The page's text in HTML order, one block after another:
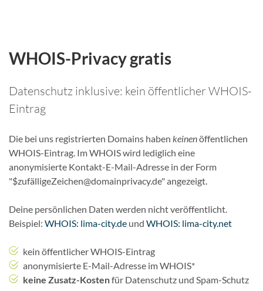
WHOIS-Privacy gratis
Datenschutz inklusive: kein öffentlicher WHOIS-
Eintrag
Die bei uns registrierten Domains haben keinenöffentlichen
WHOIS-Eintrag. Im WHOIS wird lediglich eine
anonymisierte Kontakt-E-Mail-Adresse in der Form
"$zufälligeZeichen@domainprivacy.de" angezeigt.
Deine persönlichen Daten werden nicht veröffentlicht.
Beispiel: WHOIS: lima-city.de und WHOIS: lima-city.net
kein öffentlicher WHOIS-Eintrag
anonymisierte E-Mail-Adresse im WHOIS*
keine Zusatz-Kostenfür Datenschutz und Spam-Schutz